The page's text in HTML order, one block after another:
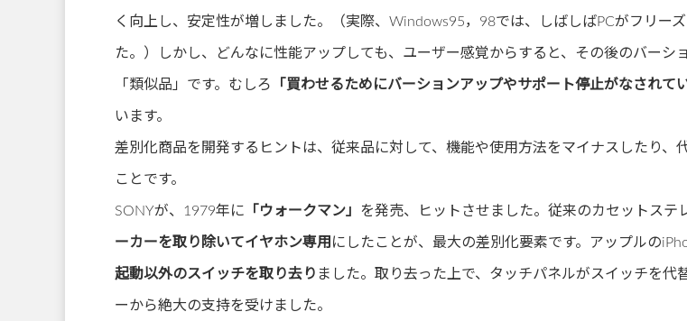
く向上し、安定性が増しました。（実際、Windows95，98では、しばしばPCがフリー
た。）しかし、どんなに性能アップしても、ユーザー感覚からすると、その後のバーシ
「類似品」です。むしろ 「買わせるためにバーションアップやサポート停止がなされて
います。
差別化商品を開発するヒントは、従来品に対して、機能や使用方法をマイナスしたり、
ことです。
SONYが、1979年に 「ウォークマン」 を発売、ヒットさせました。従来のカセットステ
ーカーを取り除いてイヤホン専用 にしたことが、最大の差別化要素です。アップルの
起動以外のスイッチを取り去り ました。取り去った上で、タッチパネルがスイッチを代
ーから絶大の支持を受けました。